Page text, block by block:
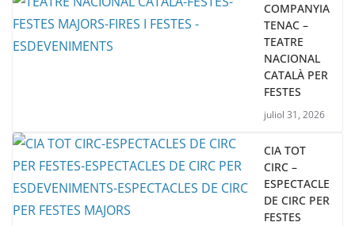
COMPANYIA
TENAC –
TEATRE
NACIONAL
CATALÀ PER
FESTES
juliol 31, 2026
CIA TOT
CIRC –
ESPECTACLE
DE CIRC PER
FESTES